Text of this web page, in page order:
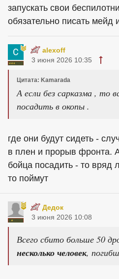
запускать свои
обязательно писать мейд
alexoff
3 июня 2026 10:35
Цитата: Kamarada
А если без сарказма , то
посадить в окопы .
где они будут сидеть -
в плен и прорыв фронта.
бойца посадить - то вряд
то поймут
Дедок
3 июня 2026 10:08
Всего сбито больше 50
несколько человек,